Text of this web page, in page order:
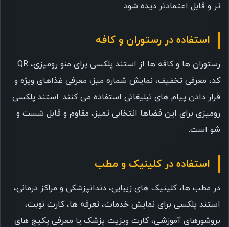
تر و قابل اعتمادتر دیده شود.
استفاده در رستوران و کافه
رستوران ها و کافه ها از استند پلکسی برای منو رومیزی، QR
کد، معرفی تخفیف، نمایش شماره میز، معرفی غذاهای ویژه و
قرار دادن پیام های تبلیغاتی استفاده می کنند. استند پلکسی
رومیزی برای این فضاها انتخابی تمیز، مقاوم و قابل شست و
شو است.
استفاده در کلینیک و مطب
در مطب ها، کلینیک های زیبایی، دندانپزشکی و مراکز درمانی،
استند پلکسی برای نمایش خدمات، تعرفه ها، کارت نوبت،
بروشورهای آموزشی، کارت ویزیت پزشک یا معرفی پکیج های